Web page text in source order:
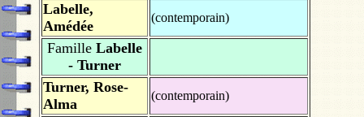
Labelle,
Amédée
(contemporain)
Famille Labelle
- Turner
Turner, Rose-
Alma
(contemporain)